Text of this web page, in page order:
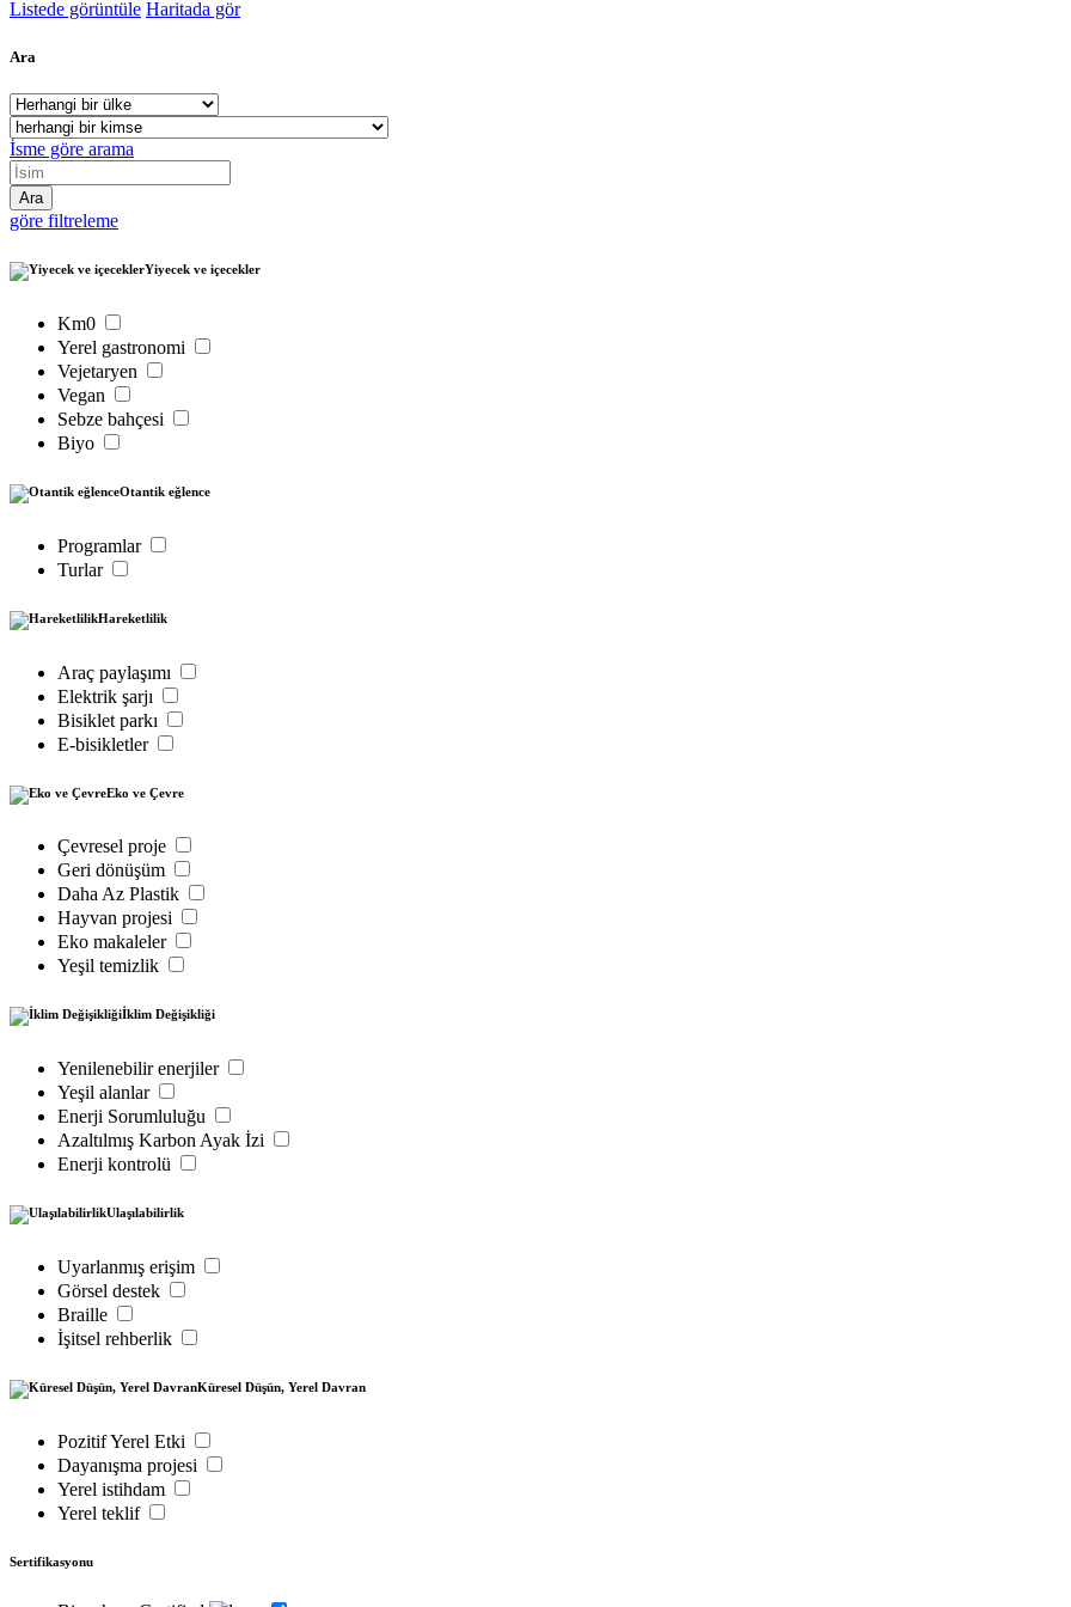
Listede görüntüle Haritada gör
Ara
İsme göre arama
göre filtreleme
Yiyecek ve içecekler
Km0
Yerel gastronomi
Vejetaryen
Vegan
Sebze bahçesi
Biyo
Otantik eğlence
Programlar
Turlar
Hareketlilik
Araç paylaşımı
Elektrik şarjı
Bisiklet parkı
E-bisikletler
Eko ve Çevre
Çevresel proje
Geri dönüşüm
Daha Az Plastik
Hayvan projesi
Eko makaleler
Yeşil temizlik
İklim Değişikliği
Yenilenebilir enerjiler
Yeşil alanlar
Enerji Sorumluluğu
Azaltılmış Karbon Ayak İzi
Enerji kontrolü
Ulaşılabilirlik
Uyarlanmış erişim
Görsel destek
Braille
İşitsel rehberlik
Küresel Düşün, Yerel Davran
Pozitif Yerel Etki
Dayanışma projesi
Yerel istihdam
Yerel teklif
Sertifikasyonu